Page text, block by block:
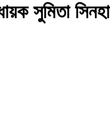
সুমিতা সিনহা